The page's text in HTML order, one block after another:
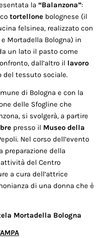
la“Balanzona”:
tortellone bolognese (il
felsinea, realizzato con
Mortadella Bologna) in
un lato il pasto come
dall’altro il lavoro
del tessuto sociale.
di Bologna e con la
delle Sfogline che
si svolgerà, a partire
presso il Museo della
Nel corso dell’evento
preparazione della
attività del Centro
a cura dell’attrice
di una donna che è
Mortadella Bologna